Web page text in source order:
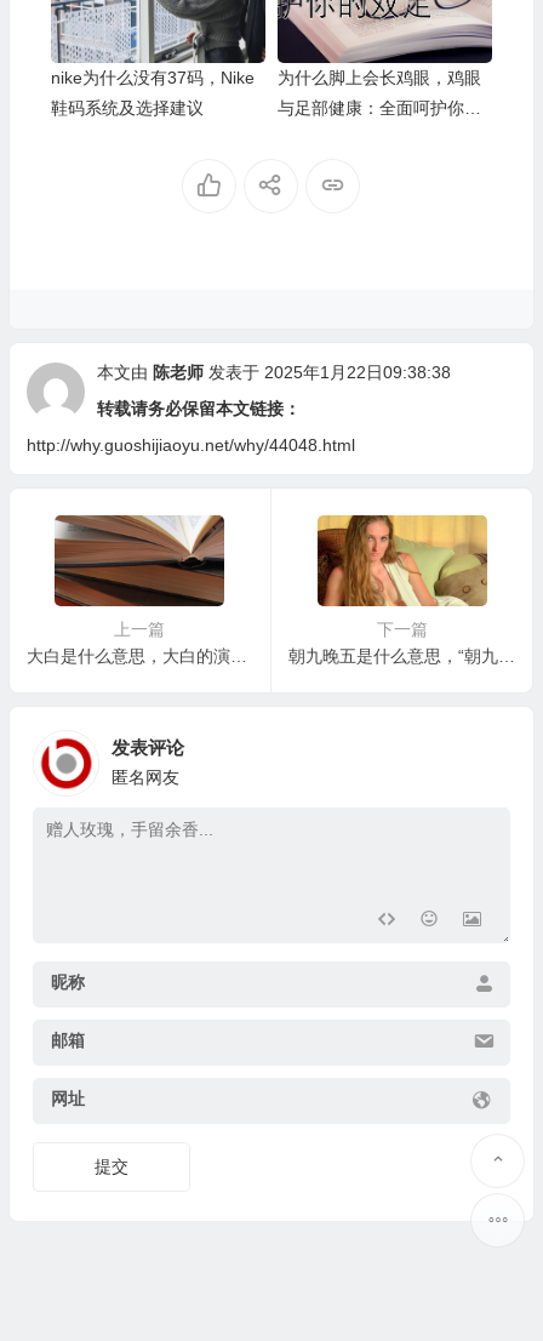
nike为什么没有37码，Nike
鞋码系统及选择建议
为什么脚上会长鸡眼，鸡眼
与足部健康：全面呵护你的
本文由 陈老师发表于 2025年1月22日09:38:38
转载请务必保留本文链接：
http://why.guoshijiaoyu.net/why/44048.html
上一篇
大白是什么意思，大白的演变：从动画角色到暖心符号
下一篇
朝九晚五是什么意思，“朝九晚五”真的是理想的工作模式吗？
发表评论
匿名网友
昵称
邮箱
网址
提交